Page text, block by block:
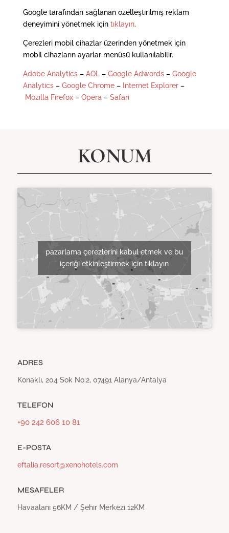
Google tarafından sağlanan özelleştirilmiş reklam
deneyimini yönetmek için tıklayın.
Çerezleri mobil cihazlar üzerinden yönetmek için
mobil cihazların ayarlar menüsü kullanılabilir.
Adobe Analytics – AOL – Google Adwords – Google
Analytics – Google Chrome – Internet Explorer –
Mozilla Firefox – Opera – Safari
KONUM
pazarlama çerezlerini kabul etmek ve bu
içeriği etkinleştirmek için tıklayın
ADRES
Konaklı, 204 Sok No:2, 07491 Alanya/Antalya
TELEFON
+90 242 606 10 81
E-POSTA
eftalia.resort@xenohotels.com
MESAFELER
Havaalanı 56KM / Şehir Merkezi 12KM